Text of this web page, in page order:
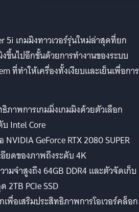
5i เกมมิงทาวเวอร์รุ่นใหม่ล่าสุดที่ยก
ขึ้นไปอีกขั้นด้วยการทำงานของระบบ
ที่ทำให้เครื่องทั้งเงียบและเย็นเพื่อการ
ภาพการเกมมิ่งเกมมิงด้วยตัวเลือก
บ Intel Core
GeForce RTX 2080 SUPER
ยดของภาพถึงระดับ 4K
มจำสูงถึง 64GB DDR4 และตัวจัดเก็บ
2TB PCIe SSD
พื่อเสริมประสิทธิภาพการโอเวอร์คล็อก